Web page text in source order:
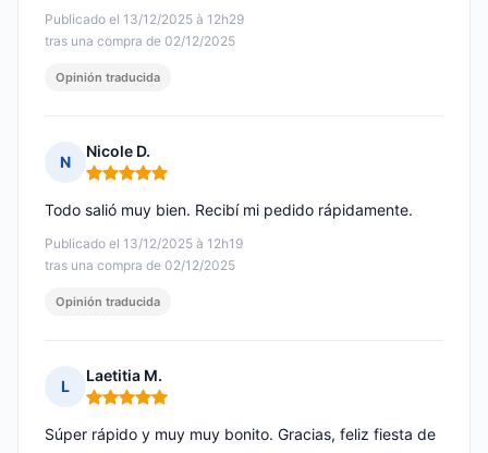
Publicado el 13/12/2025 à 12h29
tras una compra de 02/12/2025
Opinión traducida
N
Nicole D.
Nota: 5 de 5
Publicado el 13/12/2025 à 12h19
tras una compra de 02/12/2025
Todo salió muy bien. Recibí mi pedido rápidamente.
Opinión traducida
L
Laetitia M.
Nota: 5 de 5
Súper rápido y muy muy bonito. Gracias, feliz fiesta de